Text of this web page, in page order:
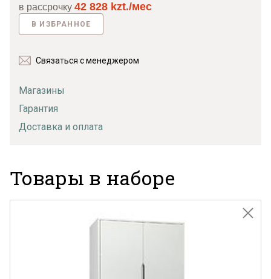
в рассрочку 42 828 kzt./мес
В ИЗБРАННОЕ
Связаться с менеджером
Магазины
Гарантия
Доставка и оплата
Товары в наборе